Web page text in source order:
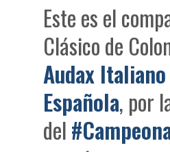
Este es el
Clásico de
Audax Italiano
Española, por
del